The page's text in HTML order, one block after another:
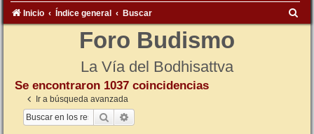
Inicio Índice general Buscar
Foro Budismo
La Vía del Bodhisattva
Se encontraron 1037 coincidencias
Ir a búsqueda avanzada
Buscar